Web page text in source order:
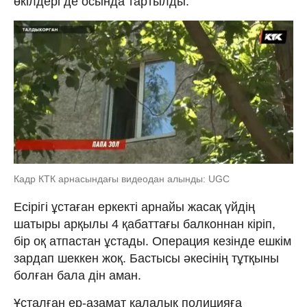
Кадр КТК арнасындағы видеодан алынды: UGC
Есірігі ұстаған еркекті арнайы жасақ үйдің
шатыры арқылы 4 қабаттағы балконнан кіріп,
бір оқ атпастан ұстады. Операция кезінде ешкім
зардап шеккен жоқ. Бастысы әкесінің тұтқыны
болған бала дін аман.
Ұсталған ер-азамат қалалық полицияға